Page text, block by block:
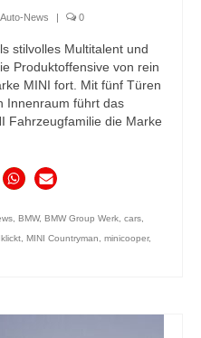
Auto-News 0
stilvolles Multitalent und
Produktoffensive von rein
MINI fort. Mit fünf Türen
Innenraum führt das
Fahrzeugfamilie die Marke
, BMW, BMW Group Werk, cars,
, MINI Countryman, minicooper,